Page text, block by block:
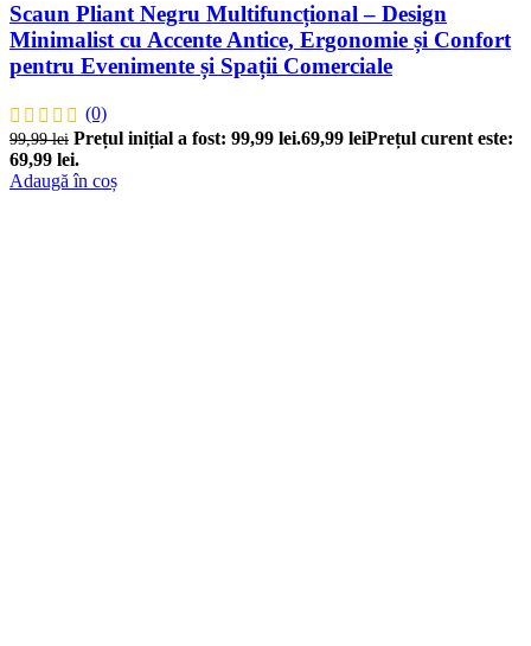
Scaun Pliant Negru Multifuncțional – Design
Minimalist cu Accente Antice, Ergonomie și Confort
pentru Evenimente și Spații Comerciale
(0)
99,99lei Prețul inițial a fost: 99,99 lei.69,99 leiPrețul curent este:
69,99 lei.
Adaugă în coș